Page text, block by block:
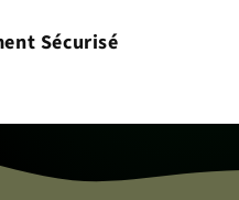
Sécurisé